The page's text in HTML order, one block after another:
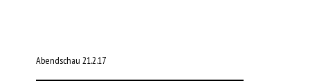
Abendschau 21.2.17